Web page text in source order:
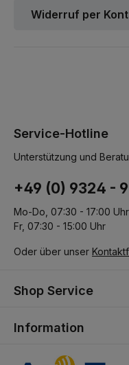
Widerruf per
Service-Hotline
Unterstützung und
+49 (0) 9324 -
Mo-Do, 07:30 - 17:00 Uhr
Fr, 07:30 - 15:00 Uhr
Oder über unser
Shop Service
Information